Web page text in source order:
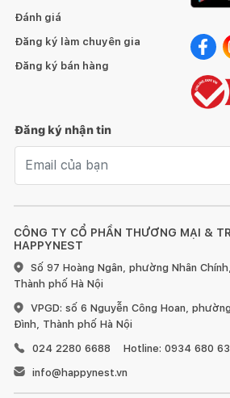
Cảnh báo thay màng
5,5 kg ~ 12,1 lb
CÔNG TY CỔ PHẦN THƯƠNG MẠI &
HAPPYNEST
Số 97 Hoàng Ngân, phường Nhân
Thành phố Hà Nội
VPGD: số 6 Nguyễn Công Hoan,
Đình, Thành phố Hà Nội
024 2280 6688
Hotline: 0934 680
info@happynest.vn
Đánh giá
Đăng ký làm chuyên gia
Đăng ký bán hàng
Đăng ký nhận tin